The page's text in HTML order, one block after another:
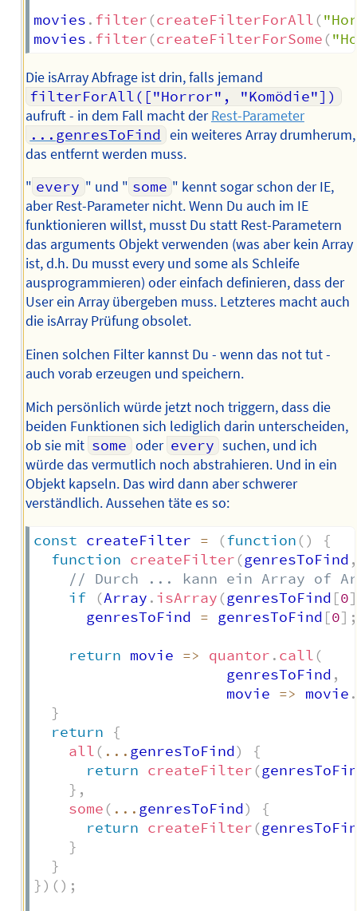
movies . filter (createFilterForAll (
movies . filter (createFilterForSome (
Die isArray Abfrage ist drin, falls jemand
filterForAll(["Horror", "Komödie"])
aufruft - in dem Fall macht derRest-Parameter
...genresToFind ein weiteres Array drumherum,
das entfernt werden muss.
" every " und " some " kennt sogar schon der IE,
aber Rest-Parameter nicht. Wenn Du auch im IE
funktionieren willst, musst Du statt Rest-Parametern
das arguments Objekt verwenden (was aber kein Array
ist, d.h. Du musst every und some als Schleife
ausprogrammieren) oder einfach definieren, dass der
User ein Array übergeben muss. Letzteres macht auch
die isArray Prüfung obsolet.
Einen solchen Filter kannst Du - wenn das not tut -
auch vorab erzeugen und speichern.
Mich persönlich würde jetzt noch triggern, dass die
beiden Funktionen sich lediglich darin unterscheiden,
ob sie mit some oder every suchen, und ich
würde das vermutlich noch abstrahieren. Und in ein
Objekt kapseln. Das wird dann aber schwerer
verständlich. Aussehen täte es so:
const createFilter = (function ()
{
function createFilter (genresToFind ,
// Durch ... kann ein Array of
if
(Array . isArray (genresToFind [0]
      genresToFind
= genresToFind [0] ;
return movie => quantor . call (
                      genresToFind
,
movie => movie .
}
return
{
all ( ... genresToFind)
{
return createFilter (
} ,
some ( ... genresToFind)
{
return createFilter (
}
}
}) () ;